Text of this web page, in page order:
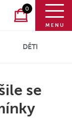
0
MENU
DĚTI
se